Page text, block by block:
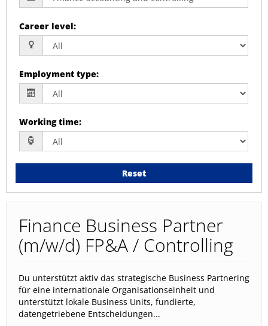
Career level:
Employment type:
Working time:
Reset
Finance Business Partner
(m/w/d) FP&A / Controlling
Du unterstützt aktiv das strategische Business Partnering
für eine internationale Organisationseinheit und
unterstützt lokale Business Units, fundierte,
datengetriebene Entscheidungen...